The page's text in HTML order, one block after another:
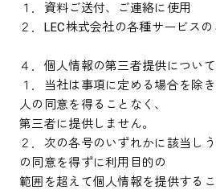
１．資料ご送付、ご連絡に使用
２．LEC株式会社の各種サービス
４．個人情報の第三者提供について
１．当社は事項に定める場合を除
人の同意を得ることなく、
第三者に提供しません。
２．次の各号のいずれかに該当し
の同意を得ずに利用目的の
範囲を超えて個人情報を提供する